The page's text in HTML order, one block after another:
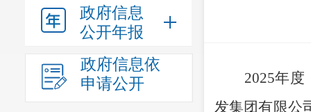
政府信息
公开年报
政府信息依
申请公开
2025年度
发集团有限公